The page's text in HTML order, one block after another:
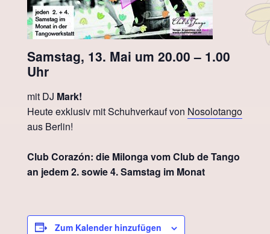
Samstag, 13. Mai um 20.00 – 1.00
Uhr
mit DJ Mark!
Heute exklusiv mit Schuhverkauf von Nosolotango
aus Berlin!
Club Corazón: die Milonga vom Club de Tango
an jedem 2. sowie 4. Samstag im Monat
Zum Kalender hinzufügen